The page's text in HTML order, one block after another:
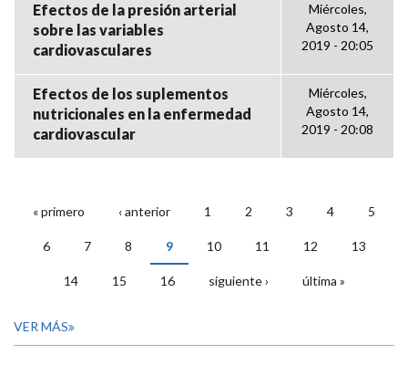
Efectos de la presión arterial
sobre las variables
cardiovasculares
Miércoles,
Agosto 14,
2019 - 20:05
Efectos de los suplementos
nutricionales en la enfermedad
cardiovascular
Miércoles,
Agosto 14,
2019 - 20:08
PÁGINAS
« primero ‹ anterior 1 2 3 4 5
6 7 8 9 10 11 12 13
14 15 16 siguiente › última »
VER MÁS